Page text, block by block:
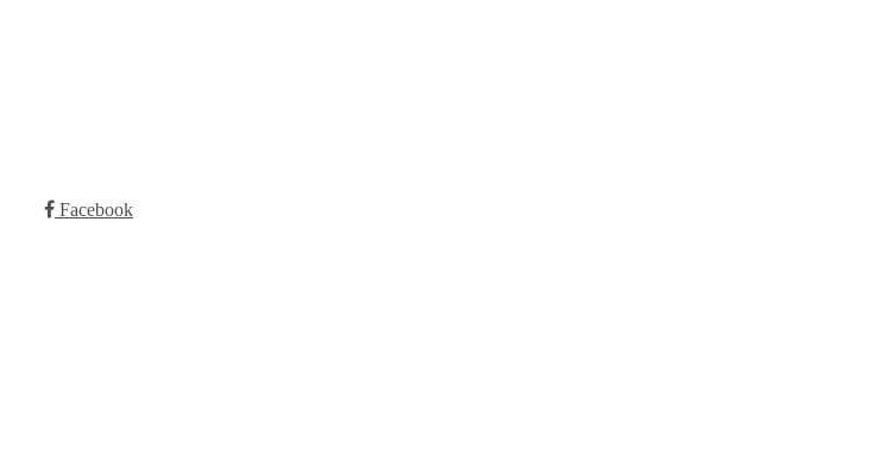
Facebook